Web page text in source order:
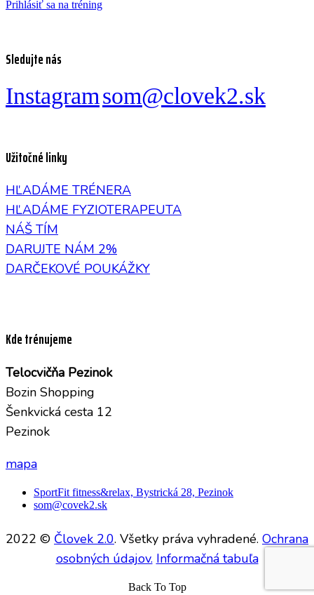
Prihlásiť sa na tréning
Sledujte nás
Instagramsom@clovek2.sk
Užitočné linky
HĽADÁME TRÉNERA
HĽADÁME FYZIOTERAPEUTA
NÁŠ TÍM
DARUJTE NÁM 2%
DARČEKOVÉ POUKÁŽKY
Kde trénujeme
Telocvičňa Pezinok
Bozin Shopping
Šenkvická cesta 12
Pezinok
mapa
SportFit fitness&relax, Bystrická 28, Pezinok
som@covek2.sk
2022 © Človek 2.0. Všetky práva vyhradené. Ochrana
osobných údajov. Informačná tabuľa
Back To Top